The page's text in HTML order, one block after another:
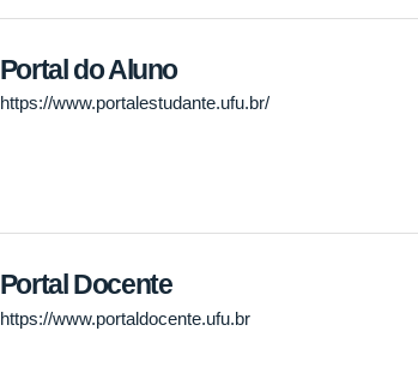
Portal do Aluno
https://www.portalestudante.ufu.br/
Portal Docente
https://www.portaldocente.ufu.br